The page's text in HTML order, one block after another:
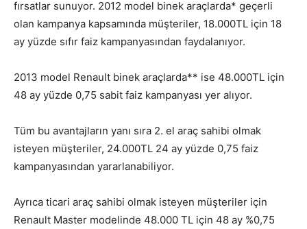
fırsatlar sunuyor. 2012 model binek araçlarda* geçerli
olan kampanya kapsamında müşteriler, 18.000TL için 18
ay yüzde sıfır faiz kampanyasından faydalanıyor.
2013 model Renault binek araçlarda** ise 48.000TL için
48 ay yüzde 0,75 sabit faiz kampanyası yer alıyor.
Tüm bu avantajların yanı sıra 2. el araç sahibi olmak
isteyen müşteriler, 24.000TL 24 ay yüzde 0,75 faiz
kampanyasından yararlanabiliyor.
Ayrıca ticari araç sahibi olmak isteyen müşteriler için
Renault Master modelinde 48.000 TL için 48 ay %0,75